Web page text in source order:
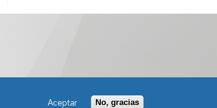
Aceptar No, gracias